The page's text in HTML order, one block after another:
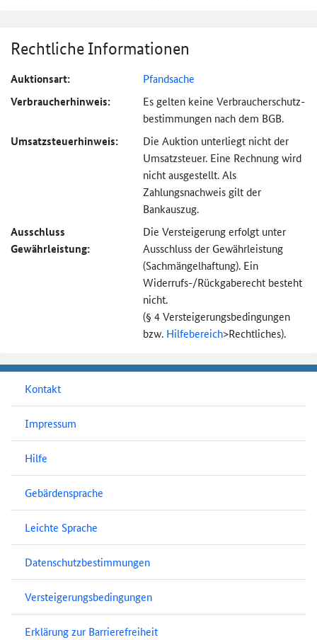
Rechtliche Informationen
Auktionsart: Pfandsache
Verbraucher­hinweis:
Es gelten keine Verbraucher­schutz­
bestimmungen nach dem BGB.
Umsatzsteuer­hinweis:
Die Auktion unterliegt nicht der
Umsatzsteuer. Eine Rechnung wird
nicht ausgestellt. Als
Zahlungsnachweis gilt der
Bankauszug.
Ausschluss
Gewährleistung:
Die Versteigerung erfolgt unter
Ausschluss der Gewährleistung
(Sachmängel­haftung). Ein
Widerrufs-/Rückgaberecht besteht
nicht.
(§ 4 Versteigerungs­bedingungen
bzw. Hilfebereich>Rechtliches).
Kontakt
Impressum
Hilfe
Gebärdensprache
Leichte Sprache
Datenschutzbestimmungen
Versteigerungsbedingungen
Erklärung zur Barrierefreiheit